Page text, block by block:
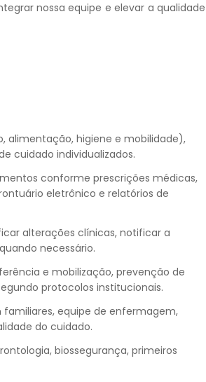
nossa equipe e elevar a qualidade
alimentação, higiene e mobilidade),
cuidado individualizados.
conforme prescrições médicas,
eletrônico e relatórios de
alterações clínicas, notificar a
necessário.
e mobilização, prevenção de
protocolos institucionais.
equipe de enfermagem,
do cuidado.
biossegurança, primeiros